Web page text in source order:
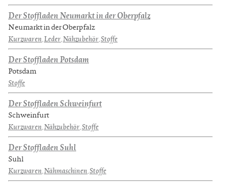
Der Stoffladen Neumarkt in der Oberpfalz
Neumarkt in der Oberpfalz
Kurzwaren,Leder,Nähzubehör,Stoffe
Der Stoffladen Potsdam
Potsdam
Stoffe
Der Stoffladen Schweinfurt
Schweinfurt
Kurzwaren,Nähzubehör,Stoffe
Der Stoffladen Suhl
Suhl
Kurzwaren,Nähmaschinen,Stoffe